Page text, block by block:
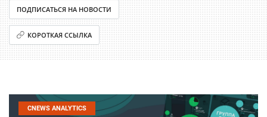
ПОДПИСАТЬСЯ НА НОВОСТИ
КОРОТКАЯ ССЫЛКА
CNEWS ANALYTICS